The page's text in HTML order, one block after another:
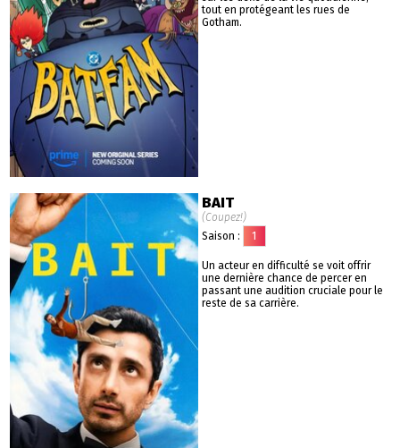
tout en protégeant les rues de
Gotham.
BAIT
(Coupez!)
Saison :
1
Un acteur en difficulté se voit offrir
une dernière chance de percer en
passant une audition cruciale pour le
reste de sa carrière.